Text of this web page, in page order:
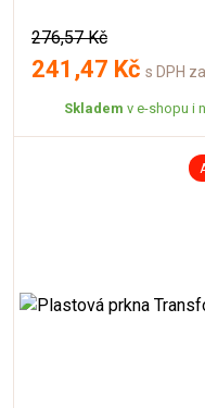
276,57 Kč
241,47 Kč s DPH
Skladem v e-shopu i